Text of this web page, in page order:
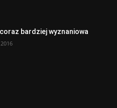
bardziej wyznaniowa